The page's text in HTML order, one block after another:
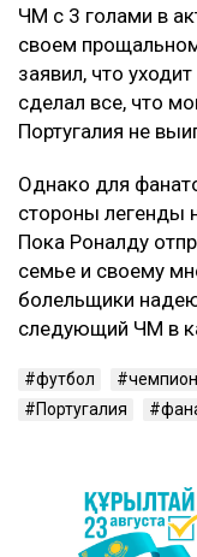
ЧМ с 3 голами в
своем
заявил, что
сделал все, что
Португалия не
Однако для
стороны легенды
Пока Роналду
семье и своему
болельщики
следующий ЧМ в
футбол
Португалия